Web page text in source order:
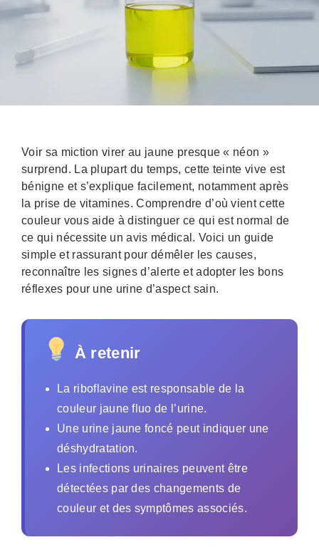
Voir sa miction virer au jaune presque « néon »
surprend. La plupart du temps, cette teinte vive est
bénigne et s’explique facilement, notamment après
la prise de vitamines. Comprendre d’où vient cette
couleur vous aide à distinguer ce qui est normal de
ce qui nécessite un avis médical. Voici un guide
simple et rassurant pour démêler les causes,
reconnaître les signes d’alerte et adopter les bons
réflexes pour une urine d’aspect sain.
À retenir
La riboflavine est responsable de la
couleur jaune fluo de l’urine.
Une urine jaune foncé peut indiquer une
déshydratation.
Les infections urinaires peuvent être
détectées par des changements de
couleur et des symptômes associés.